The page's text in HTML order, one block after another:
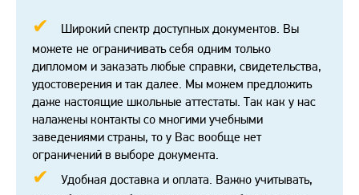
Широкий спектр доступных документов. Вы
можете не ограничивать себя одним только
дипломом и заказать любые справки, свидетельства,
удостоверения и так далее. Мы можем предложить
даже настоящие школьные аттестаты. Так как у нас
налажены контакты со многими учебными
заведениями страны, то у Вас вообще нет
ограничений в выборе документа.
Удобная доставка и оплата. Важно учитывать,